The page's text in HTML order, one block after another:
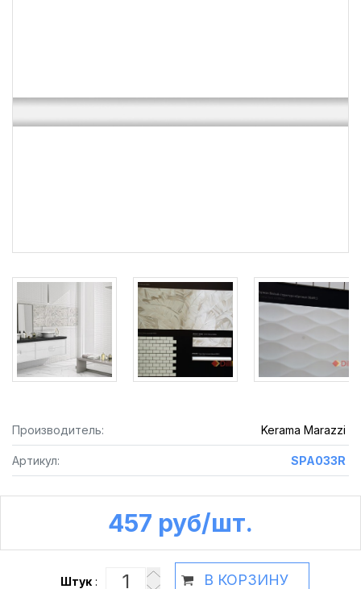
Производитель: Kerama Marazzi
Артикул: SPA033R
457 руб /шт.
Штук: В КОРЗИНУ